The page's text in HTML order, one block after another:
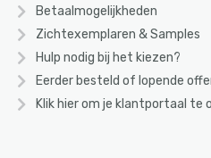
Betaalmogelijkheden
Zichtexemplaren & Samples
Hulp nodig bij het kiezen?
Eerder besteld of lopende
Klik hier om je klantportaal te